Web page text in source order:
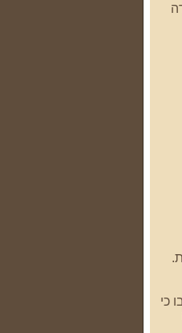
ה-90, החזירה
כי